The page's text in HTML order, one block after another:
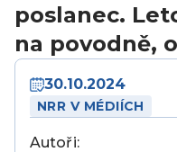
poslanec.
na povodně,
30.10.2024
NRR V MÉDIÍCH
Autoři: